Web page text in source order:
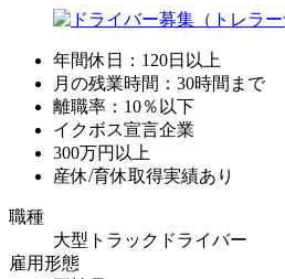
年間休日：120日以上
月の残業時間：30時間まで
離職率：10％以下
イクボス宣言企業
300万円以上
産休/育休取得実績あり
職種
大型トラックドライバー
雇用形態